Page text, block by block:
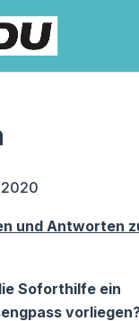
und Antworten
Soforthilfe ein